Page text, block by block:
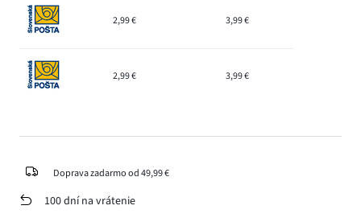
2,99 € 3,99 €
2,99 € 3,99 €
Doprava zadarmo od 49,99 €
100 dní na vrátenie